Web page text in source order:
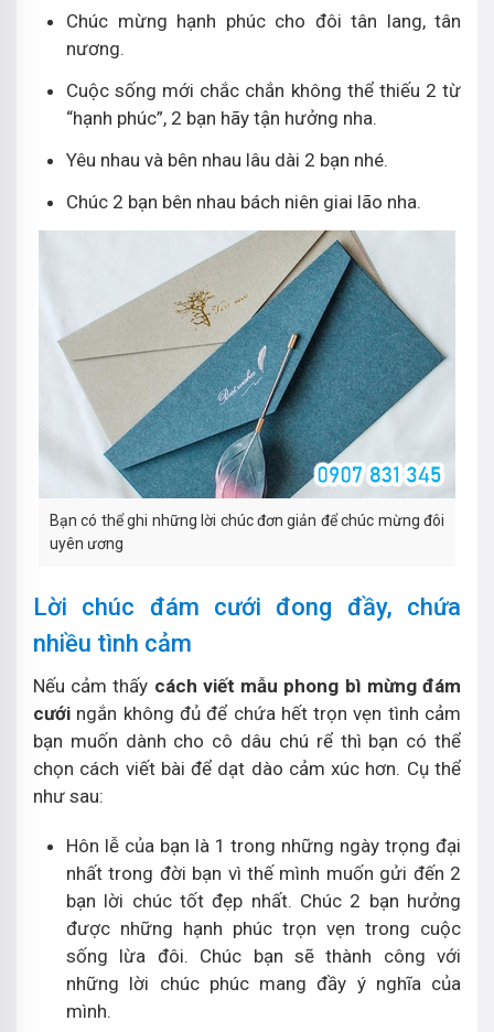
Chúc mừng hạnh phúc cho đôi tân lang, tân
nương.
Cuộc sống mới chắc chắn không thể thiếu 2 từ
“hạnh phúc”, 2 bạn hãy tận hưởng nha.
Yêu nhau và bên nhau lâu dài 2 bạn nhé.
Chúc 2 bạn bên nhau bách niên giai lão nha.
Bạn có thể ghi những lời chúc đơn giản để chúc mừng đôi
uyên ương
Lời chúc đám cưới đong đầy, chứa
nhiều tình cảm
Nếu cảm thấy cách viết mẫu phong bì mừng đám
cưới ngắn không đủ để chứa hết trọn vẹn tình cảm
bạn muốn dành cho cô dâu chú rể thì bạn có thể
chọn cách viết bài để dạt dào cảm xúc hơn. Cụ thể
như sau:
Hôn lễ của bạn là 1 trong những ngày trọng đại
nhất trong đời bạn vì thế mình muốn gửi đến 2
bạn lời chúc tốt đẹp nhất. Chúc 2 bạn hưởng
được những hạnh phúc trọn vẹn trong cuộc
sống lừa đôi. Chúc bạn sẽ thành công với
những lời chúc phúc mang đầy ý nghĩa của
mình.